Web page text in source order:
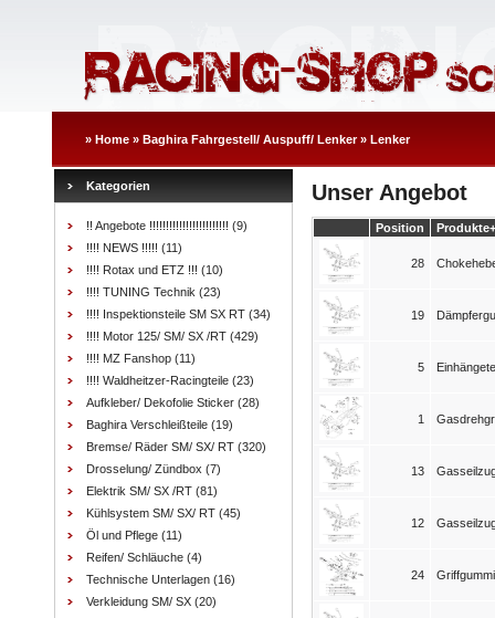
» Home » Baghira Fahrgestell/ Auspuff/ Lenker» Lenker
Kategorien
!! Angebote !!!!!!!!!!!!!!!!!!!!!!!! (9)
!!!! NEWS !!!!! (11)
!!!! Rotax und ETZ !!! (10)
!!!! TUNING Technik (23)
!!!! Inspektionsteile SM SX RT (34)
!!!! Motor 125/ SM/ SX /RT (429)
!!!! MZ Fanshop (11)
!!!! Waldheitzer-Racingteile (23)
Aufkleber/ Dekofolie Sticker (28)
Baghira Verschleißteile (19)
Bremse/ Räder SM/ SX/ RT (320)
Drosselung/ Zündbox (7)
Elektrik SM/ SX /RT (81)
Kühlsystem SM/ SX/ RT (45)
Öl und Pflege (11)
Reifen/ Schläuche (4)
Technische Unterlagen (16)
Verkleidung SM/ SX (20)
Unser Angebot
Position Produkte+
28
19
5
1
13
12
24